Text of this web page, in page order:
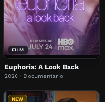
FILM
Euphoria: A Look Back
2026 · Documentario
NEW